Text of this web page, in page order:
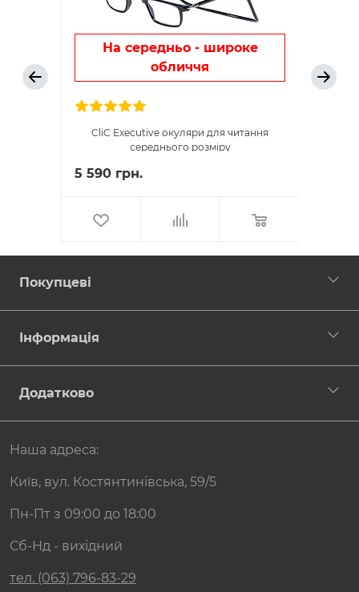
На середньо - широке
обличчя
CliC Executive окуляри для читання
середнього розміру
5 590 грн.
Покупцеві
Інформація
Додатково
Наша адреса:
Київ, вул. Костянтинівська, 59/5
Пн-Пт з 09:00 до 18:00
Сб-Нд - вихідний
тел. (063) 796-83-29